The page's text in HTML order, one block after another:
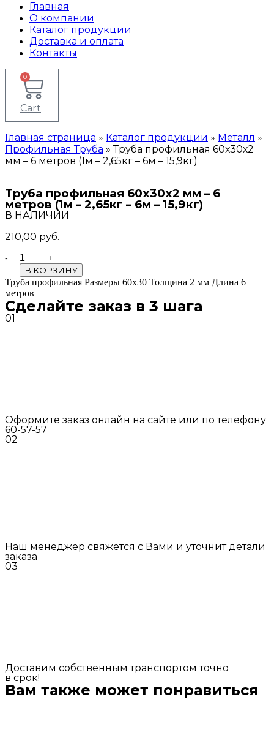
Главная
О компании
Каталог продукции
Доставка и оплата
Контакты
0
Cart
Главная страница » Каталог продукции » Металл »
Профильная Труба »Труба профильная 60х30х2
мм – 6 метров (1м – 2,65кг – 6м – 15,9кг)
Труба профильная 60х30х2 мм – 6
метров (1м – 2,65кг – 6м – 15,9кг)
В НАЛИЧИИ
210,00 руб.
Quantity
В КОРЗИНУ
Труба профильная Размеры 60х30 Толщина 2 мм Длина 6
метров
Сделайте заказ в 3 шага
01
Оформите заказ онлайн на сайте или по телефону
60-57-57
02
Наш менеджер свяжется с Вами и уточнит детали
заказа
03
Доставим собственным транспортом точно
в срок!
Вам также может понравиться